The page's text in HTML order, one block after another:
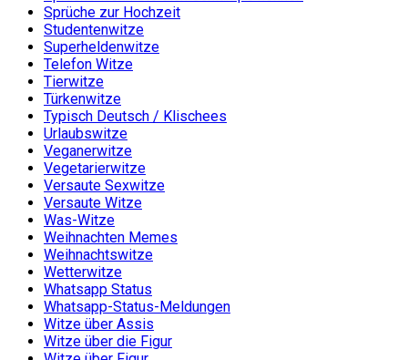
Sprüche zur Hochzeit
Studentenwitze
Superheldenwitze
Telefon Witze
Tierwitze
Türkenwitze
Typisch Deutsch / Klischees
Urlaubswitze
Veganerwitze
Vegetarierwitze
Versaute Sexwitze
Versaute Witze
Was-Witze
Weihnachten Memes
Weihnachtswitze
Wetterwitze
Whatsapp Status
Whatsapp-Status-Meldungen
Witze über Assis
Witze über die Figur